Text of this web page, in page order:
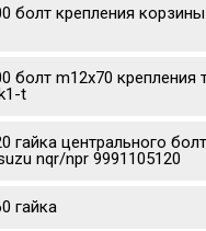
болт крепления
болт m12x70 крепления
t
гайка центрального
nqr/npr 9991105120
гайка